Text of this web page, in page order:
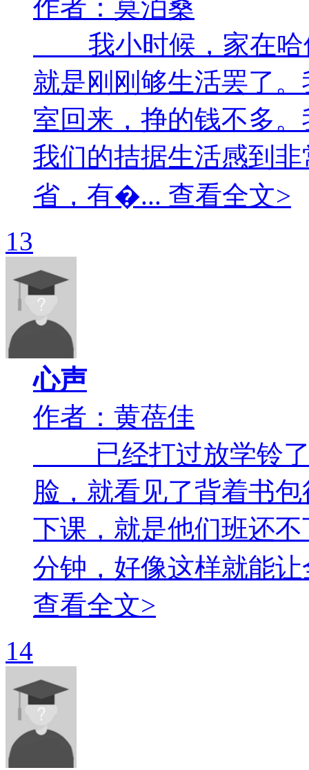
作者：莫泊桑
我小时候，家在哈
就是刚刚够生活罢了
室回来，挣的钱不
我们的拮据生活感到
省，有�... 查看全文>
13
心声
作者：黄蓓佳
已经打过放学铃了
脸，就看见了背着书
下课，就是他们班还
分钟，好像这样就能
查看全文>
14